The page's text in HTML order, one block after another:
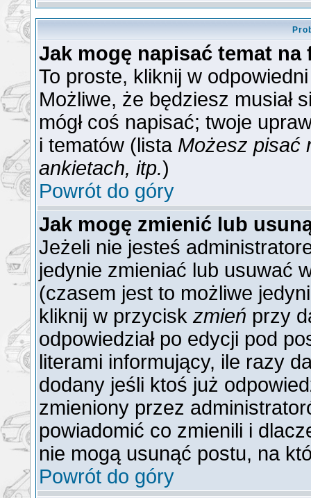
Jak mogę napisać temat na
To proste, kliknij w
Możliwe, że będziesz musiał
mógł coś napisać; twoje
i tematów (lista Możesz pisać
ankietach, itp.)
Powrót do góry
Jak mogę zmienić lub
Jeżeli nie jesteś
jedynie zmieniać lub usuwać
(czasem jest to możliwe
kliknij w przycisk zmień przy
odpowiedział po edycji pod
literami informujący, ile razy
dodany jeśli ktoś już
zmieniony przez
powiadomić co zmienili i
nie mogą usunąć postu, na
Powrót do góry